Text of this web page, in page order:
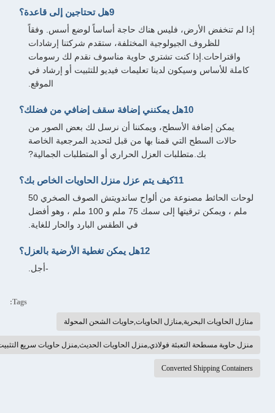
إذا لم تنخفض الأرض، فليس هناك حاجة أساساً لوضع أسس. وفقاً
للظروف الجيولوجية المختلفة، ستقدم شركتنا إرشادات
واقتراحات.إذا كنت تشتري حاوية مناسوف نقدم لك رسومات
كاملة للأساس وسيكون لدينا تعليمات فيديو للتثبيت أو إرشاد في
الموقع.
يمكن إضافة الأسطح، ويمكننا أن نرسل لك بعض الصور من
حالات السطح التي قمنا بها من قبل لتحديد المرجعية الخاصة
بك.متطلبات العزل الحراري أو المتطلبات الجمالية?
لوحات الحائط مصنوعة من ألواح ساندويتش الصوف الصخري 50
ملم ، ويمكن ترقيتها إلى سمك 75 ملم و 100 ملم ، وهو أفضل
في الطقس البارد والحار للغاية.
-أجل.
Tags:
منازل الحاويات البحرية,منازل الحاويات,حاويات الشحن المحولة
منزل حاوية مسطحة التعبئة فولاذي,منزل الحاويات الحديث,منزل حاويات سريع التثبيت
Converted Shipping Containers